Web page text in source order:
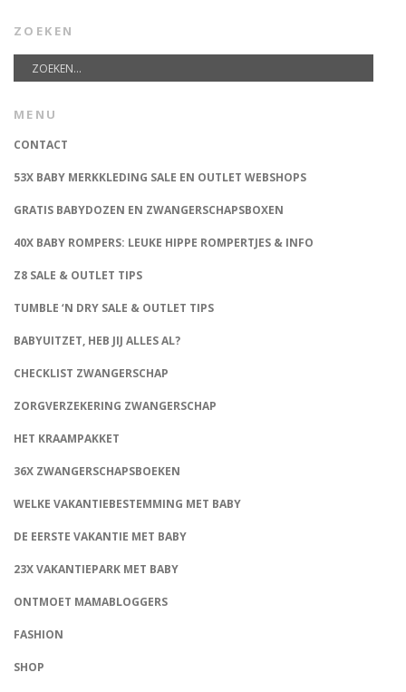
ZOEKEN
MENU
CONTACT
53X BABY MERKKLEDING SALE EN OUTLET WEBSHOPS
GRATIS BABYDOZEN EN ZWANGERSCHAPSBOXEN
40X BABY ROMPERS: LEUKE HIPPE ROMPERTJES & INFO
Z8 SALE & OUTLET TIPS
TUMBLE ‘N DRY SALE & OUTLET TIPS
BABYUITZET, HEB JIJ ALLES AL?
CHECKLIST ZWANGERSCHAP
ZORGVERZEKERING ZWANGERSCHAP
HET KRAAMPAKKET
36X ZWANGERSCHAPSBOEKEN
WELKE VAKANTIEBESTEMMING MET BABY
DE EERSTE VAKANTIE MET BABY
23X VAKANTIEPARK MET BABY
ONTMOET MAMABLOGGERS
FASHION
SHOP